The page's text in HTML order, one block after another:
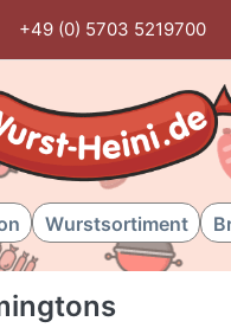
+49 (0) 5703 5219700
Wurstsortiment